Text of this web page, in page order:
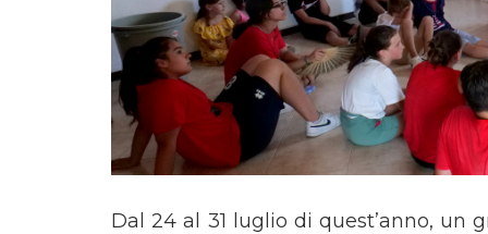
Dal 24 al 31 luglio di quest’anno, un